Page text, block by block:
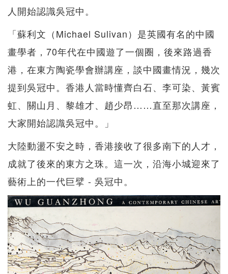
人開始認識吳冠中。
「蘇利文（Michael Sulivan）是英國有名的中國
畫學者，70年代在中國遊了一個圈，後來路過香
港，在東方陶瓷學會辦講座，談中國畫情況，幾次
提到吳冠中。香港人當時懂齊白石、李可染、黃賓
虹、關山月、黎雄才、趙少昂……直至那次講座，
大家開始認識吳冠中。」
大陸動盪不安之時，香港接收了很多南下的人才，
成就了後來的東方之珠。這一次，沿海小城迎來了
藝術上的一代巨擘 - 吳冠中。